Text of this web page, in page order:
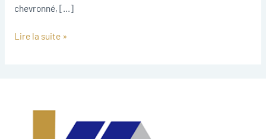
chevronné, […]
Lire la suite »